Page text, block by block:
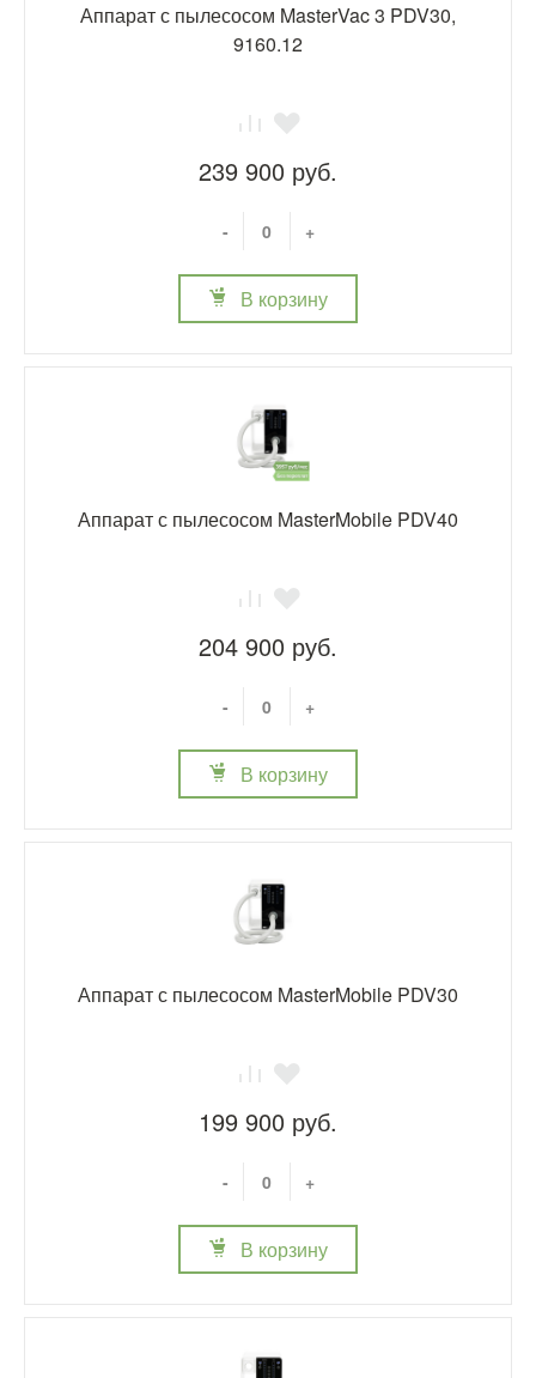
Аппарат с пылесосом MasterVac 3 PDV30,
9160.12
239 900 руб.
- +
В корзину
Аппарат с пылесосом MasterMobile PDV40
204 900 руб.
- +
В корзину
Аппарат с пылесосом MasterMobile PDV30
199 900 руб.
- +
В корзину